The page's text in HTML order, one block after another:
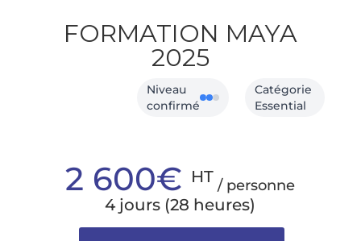
FORMATION MAYA
2025
Niveau
confirmé
Catégorie
Essential
2 600€ HT / personne
4 jours (28 heures)